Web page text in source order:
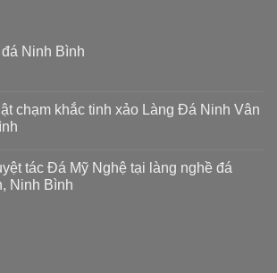
đá Ninh Bình
chạm khắc tinh xảo Làng Đá Ninh Vân
tác Đá Mỹ Nghệ tại làng nghề đá
Ninh Bình